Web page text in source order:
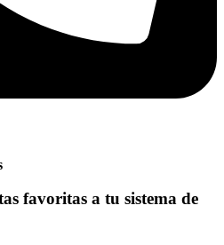
favoritas a tu sistema de